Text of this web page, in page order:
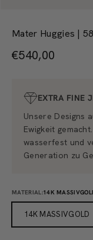
Mater Huggies |
Angebot
€540,00
EXTRA FINE
Unsere Designs
Ewigkeit
wasserfest und
Generation zu
MATERIAL:14K
14K MASSIVGOLD